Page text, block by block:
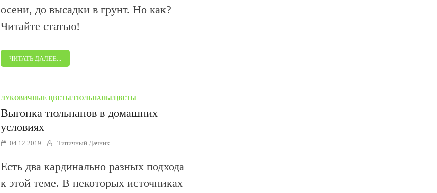
осени, до высадки в грунт. Но как?
Читайте статью!
ЧИТАТЬ ДАЛЕЕ...
ЛУКОВИЧНЫЕ ЦВЕТЫ ТЮЛЬПАНЫ ЦВЕТЫ
Выгонка тюльпанов в домашних
условиях
04.12.2019 Типичный Дачник
Есть два кардинально разных подхода
к этой теме. В некоторых источниках